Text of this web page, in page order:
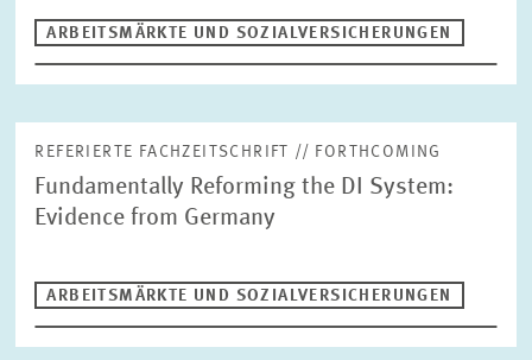
DIGITALE ÖKONOMIE
GESUNDHEITSMÄRKTE UND GESUNDHEITSPOLITIK
INNOVATIONSÖKONOMIK UND UNTERNEHMENSDYNAMIK
MARKTDESIGN UMWELT- UND KLIMAÖKONOMIK
UNGLEICHHEIT UND VERTEILUNGSPOLITIK
UNTERNEHMENSBESTEUERUNG UND ÖFFENTLICHE
STABSSTELLE GESCHÄFTSFÜHRUNG
Jahr
ARBEITSMÄRKTE UND SOZIALVERSICHERUNGEN
REFERIERTE FACHZEITSCHRIFT // FORTHCOMING
Fundamentally Reforming the DI System:
Evidence from Germany
ARBEITSMÄRKTE UND SOZIALVERSICHERUNGEN